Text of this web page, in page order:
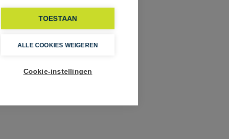
TOESTAAN
ALLE COOKIES WEIGEREN
Cookie-instellingen